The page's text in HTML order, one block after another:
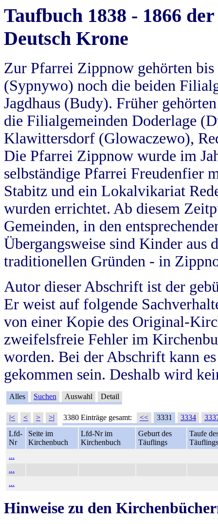
Taufbuch 1838 - 1866
Deutsch Krone
Zur Pfarrei Zippnow gehörten
(Sypnywo) noch die beiden
Jagdhaus (Budy). Früher
die Filialgemeinden Doderlage
Klawittersdorf (Glowaczewo),
Die Pfarrei Zippnow wurde im
selbständige Pfarrei Freudenfier
Stabitz und ein Lokalvikariat
wurden errichtet. Ab diesem
Gemeinden, in den
Übergangsweise sind Kinder aus
traditionellen Gründen - in
Autor dieser Abschrift ist der
Er weist auf folgende
von einer Kopie des Original-
zweifelsfreie Fehler im
worden. Bei der Abschrift kann
gekommen sein. Deshalb wird
Alles Suchen Auswahl Detail
|< < > >| 3380 Einträge gesamt: << 3331 3334
Lfd-
Nr
Seite im
Kirchenbuch
Lfd-Nr im
Kirchenbuch
Geburt des
Täuflings
Taufe
Täuflings
...
...
...
Hinweise zu den